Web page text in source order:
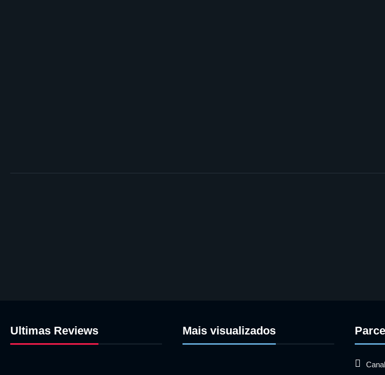
Ultimas Reviews Mais visualizados